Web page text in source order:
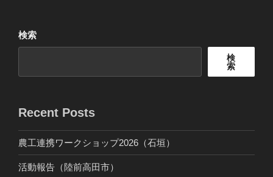
ペ
ー
送
検索
検
索
Recent Posts
農工連携ワークショップ2026（石垣）
活動報告（陸前高田市）